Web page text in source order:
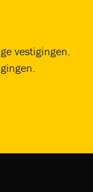
vestigingen.